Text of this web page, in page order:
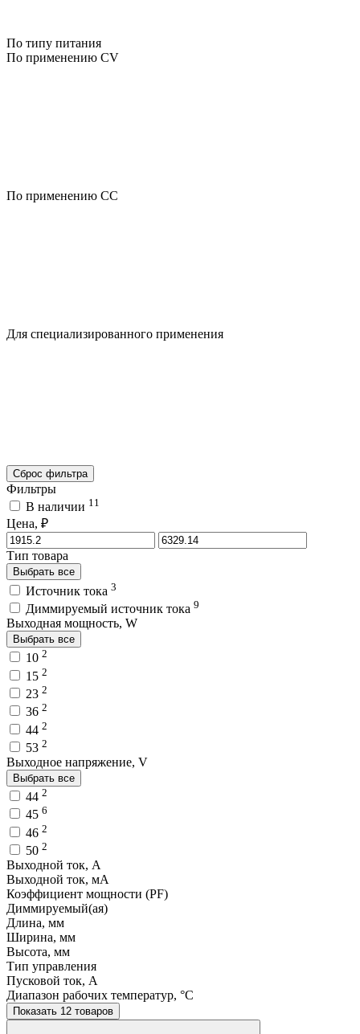
По типу питания
По применению CV
По применению CC
Для специализированного применения
Сброс фильтра
Фильтры
В наличии 11
Цена, ₽
Тип товара
Выбрать все
Источник тока 3
Диммируемый источник тока 9
Выходная мощность, W
Выбрать все
10 2
15 2
23 2
36 2
44 2
53 2
Выходное напряжение, V
Выбрать все
44 2
45 6
46 2
50 2
Выходной ток, A
Выходной ток, мA
Коэффициент мощности (PF)
Диммируемый(ая)
Длина, мм
Ширина, мм
Высота, мм
Тип управления
Пусковой ток, A
Диапазон рабочих температур, °C
Показать 12 товаров